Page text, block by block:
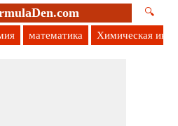
🔍
математика Химическая